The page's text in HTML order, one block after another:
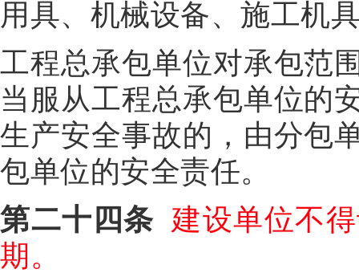
用具、机械设备、施工机
工程总承包单位对承包范
当服从工程总承包单位的
生产安全事故的，由分包
包单位的安全责任。
第二十四条 建设单位不
期。